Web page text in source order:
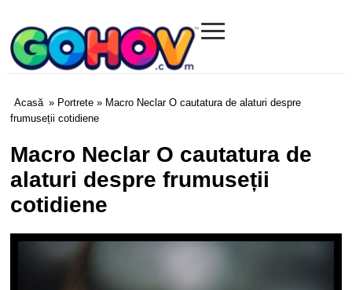
Gohov.com
≡
Acasă » Portrete » Macro Neclar O cautatura de alaturi despre
frumuseții cotidiene
Macro Neclar O cautatura de
alaturi despre frumuseții
cotidiene